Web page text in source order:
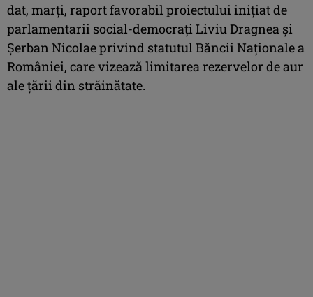
dat, marţi, raport favorabil proiectului iniţiat de
parlamentarii social-democraţi Liviu Dragnea şi
Şerban Nicolae privind statutul Băncii Naţionale a
României, care vizează limitarea rezervelor de aur
ale ţării din străinătate.